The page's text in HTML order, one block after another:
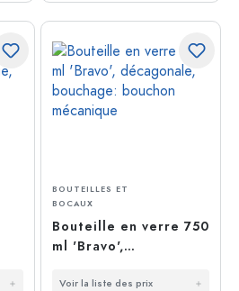
BOUTEILLES ET
BOCAUX
Bouteille en verre 750
ml 'Bravo',
bouchage: bouchon
Voir la liste des prix